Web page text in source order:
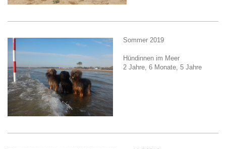
Sommer 2019
Hündinnen im Meer
2 Jahre, 6 Monate, 5 Jahre